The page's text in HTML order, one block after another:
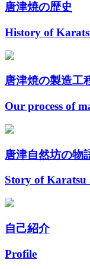
唐津焼の歴史
History of
唐津焼の製造工
Our process of
唐津自然坊の物
Story of Karatsu
自己紹介
Profile